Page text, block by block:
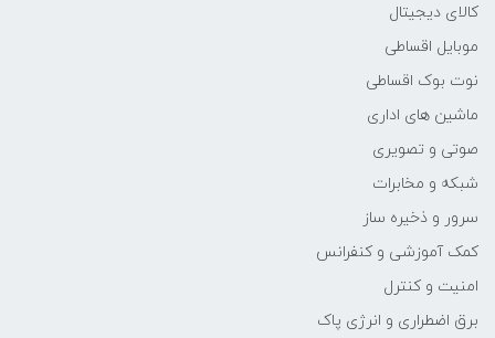
کالای دیجیتال
موبایل اقساطی
نوت بوک اقساطی
ماشین های اداری
صوتی و تصویری
شبکه و مخابرات
سرور و ذخیره ساز
کمک آموزشی و کنفرانس
امنیت و کنترل
برق اضطراری و انرژی پاک